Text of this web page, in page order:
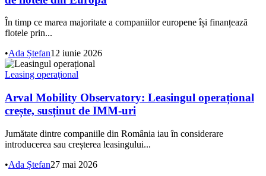
În timp ce marea majoritate a companiilor europene își finanțează
flotele prin...
•Ada Ștefan12 iunie 2026
Leasing operaţional
Arval Mobility Observatory: Leasingul operațional
crește, susținut de IMM-uri
Jumătate dintre companiile din România iau în considerare
introducerea sau creșterea leasingului...
•Ada Ștefan27 mai 2026